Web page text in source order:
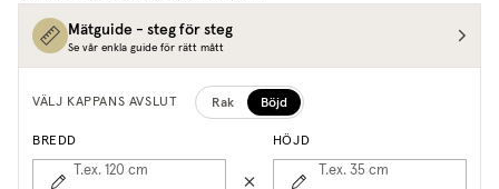
Mätguide - steg för steg
Se vår enkla guide för rätt mått
VÄLJ KAPPANS AVSLUT Rak Böjd
BREDD
T.ex. 120 cm
HÖJD
T.ex. 35 cm